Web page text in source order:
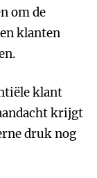
om de
klanten
klant
krijgt
druk nog